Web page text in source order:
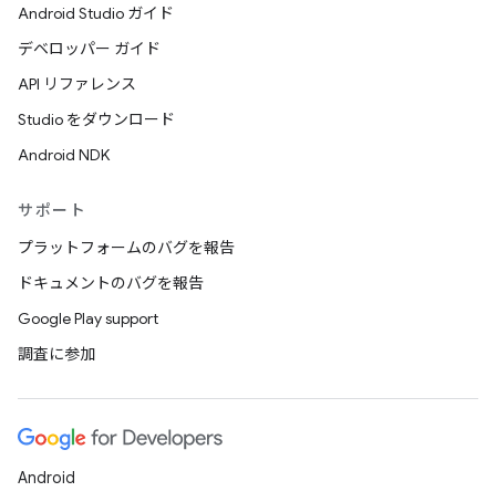
Android Studio ガイド
デベロッパー ガイド
API リファレンス
Studio をダウンロード
Android NDK
サポート
プラットフォームのバグを報告
ドキュメントのバグを報告
Google Play support
調査に参加
Android